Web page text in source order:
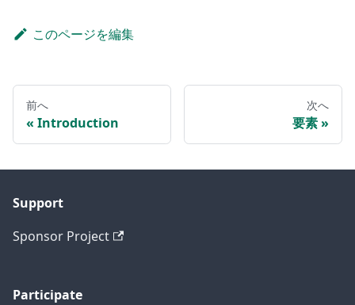
このページを編集
前へ
Introduction
次へ
要素
Support
Sponsor Project
Participate